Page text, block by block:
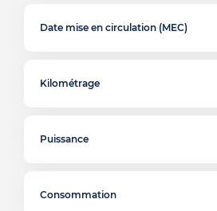
Date mise en circulation (MEC)
Kilométrage
Puissance
Consommation